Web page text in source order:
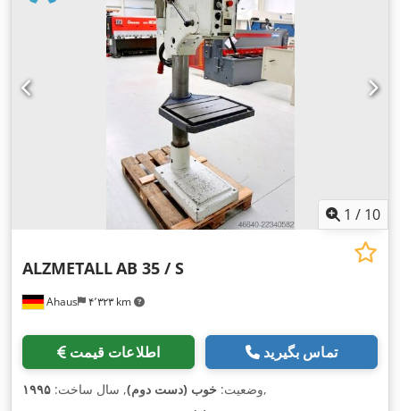
1 / 10
Ahaus ۴٬۳۲۳ km
ALZMETALLAB 35 / S
اطلاعات قیمت تماس بگیرید
وضعیت: خوب (دست دوم), سال ساخت: ۱۹۹۵ ,